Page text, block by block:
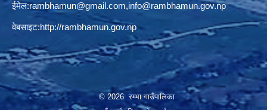
ईमेल:rambhamun@gmail.com,info@rambhamun.gov.np
वेबसाइट:http://rambhamun.gov.np
© 2026 रम्भा गाउँपालिका